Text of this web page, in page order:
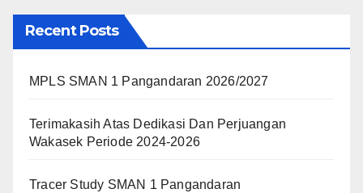
Recent Posts
MPLS SMAN 1 Pangandaran 2026/2027
Terimakasih Atas Dedikasi Dan Perjuangan
Wakasek Periode 2024-2026
Tracer Study SMAN 1 Pangandaran